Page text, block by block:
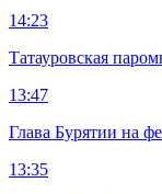
14:23
Татауровская
13:47
Глава Бурятии на
13:35